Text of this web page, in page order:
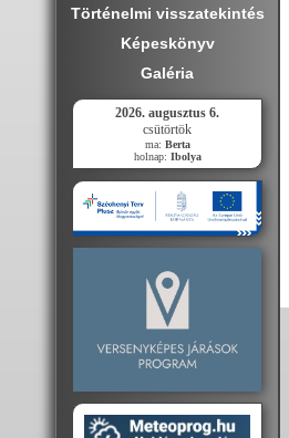
Történelmi visszatekintés
Képeskönyv
Galéria
2026. augusztus 6.
csütörtök
ma: Berta
holnap: Ibolya